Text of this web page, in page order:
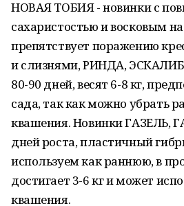
НОВАЯ ТОБИЯ - новинки с
сахаристостью и восковым
препятствует поражению
и слизнями, РИНДА,
80-90 дней, весят 6-8 кг,
сада, так как можно убрать
квашения. Новинки ГАЗЕЛЬ,
дней роста, пластичный
используем как раннюю, в
достигает 3-6 кг и может
квашения.